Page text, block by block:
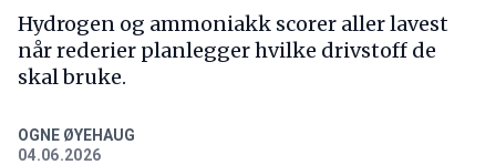
Hydrogen og ammoniakk scorer aller lavest
når rederier planlegger hvilke drivstoff de
skal bruke.
OGNE ØYEHAUG
04.06.2026